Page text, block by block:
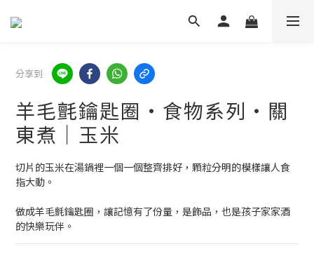
分享到
羊毛氈鑰匙圈・食物系列・關
東煮｜玉米
切片的玉米在湯鍋裡一個一個整齊排好，顆粒分明的模樣讓人食
指大動。
做成羊毛氈鑰匙圈，讓記憶有了份量，是飾品，也是孩子家家酒
的快樂玩伴。